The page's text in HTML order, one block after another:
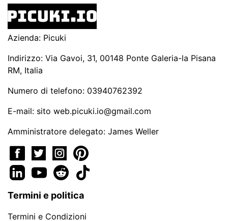
Azienda: Picuki
Indirizzo: Via Gavoi, 31, 00148 Ponte Galeria-la Pisana
RM, Italia
Numero di telefono: 03940762392
E-mail: sito web.picuki.io@gmail.com
Amministratore delegato: James Weller
Termini e politica
Termini e Condizioni